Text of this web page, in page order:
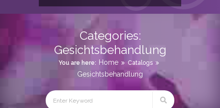
Categories:
Gesichtsbehandlung
You are here: Home Catalogs
Gesichtsbehandlung